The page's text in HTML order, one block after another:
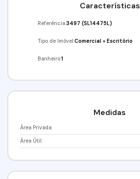
Características
Referência:3497 (SL14475L)
Tipo de Imóvel:Comercial »Escritório
Banheiro:1
Medidas
Área Privada:
Área Útil: